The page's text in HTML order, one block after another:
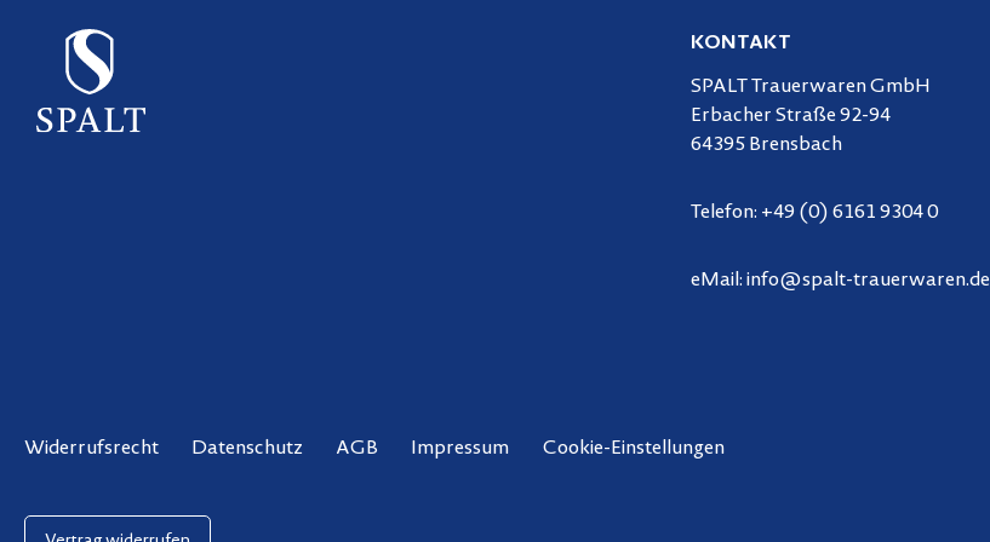
KONTAKT
SPALT Trauerwaren GmbH
Erbacher Straße 92-94
64395 Brensbach
Telefon: +49 (0) 6161 9304 0
eMail: info@spalt-trauerwaren.de
Widerrufsrecht Datenschutz AGB Impressum Cookie-Einstellungen